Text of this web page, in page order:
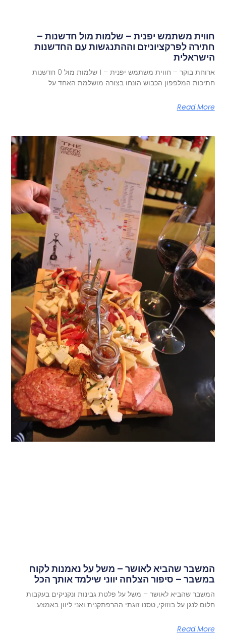
חווית משתמש יפנית – שלמות מול חדשנות –
חתירה לפרקציוניזם וההתנגשות עם החדשנות
הישראלית
ארוחת בוקר – חווית משתמש יפנית – 1 שלמות מול 0 חדשנות
חתיכות המלפפון הכבוש הונחו בצורה מושלמת האחד על
Read More
המשבר שהביא לאושר – משל על נאמנות לקוח
במשבר – סיפור הצלחה יווני שילמד אותך הכל
המשבר שהביא לאושר – משל על פלטת גבינות ונקניקים בעקבות
חלום לנגן על בוזוקי, טסנו זוגתי ההרפתקנית ואני ליוון באמצע
Read More